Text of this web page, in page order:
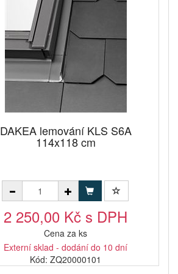
DAKEA lemování KLS S6A
114x118 cm
2 250,00 Kč s DPH
Cena za ks
Externí sklad - dodání do 10 dní
Kód: ZQ20000101